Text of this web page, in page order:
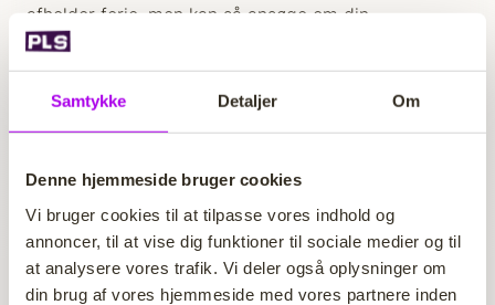
Samtykke Detaljer Om
Denne hjemmeside bruger cookies
Vi bruger cookies til at tilpasse vores indhold og
annoncer, til at vise dig funktioner til sociale medier og til
at analysere vores trafik. Vi deler også oplysninger om
din brug af vores hjemmeside med vores partnere inden
afholder ferie, men kan så ansøge om din
feriegodtgørelse.
feriedage. Det svarer til ca. 2,5 uges ferie. Det er
ikke et krav at feriedagene bruges måned for måned!
afholde efterårsferie, påskeferie eller andet ferie. Du
kan også gemme dem til efter praktikken og ansøge
om dem når du er på SU.
Lukket i sommerferien